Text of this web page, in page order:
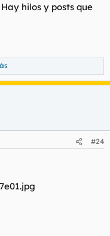
hilos y posts que
#24